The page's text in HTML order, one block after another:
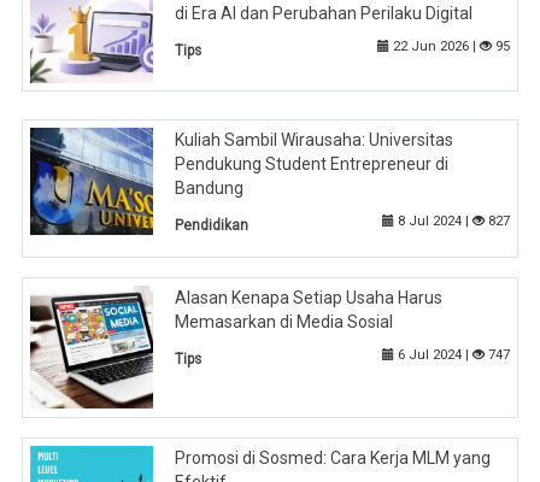
di Era AI dan Perubahan Perilaku Digital
Tips 22 Jun 2026 | 95
Kuliah Sambil Wirausaha: Universitas
Pendukung Student Entrepreneur di
Bandung
Pendidikan 8 Jul 2024 | 827
Alasan Kenapa Setiap Usaha Harus
Memasarkan di Media Sosial
Tips 6 Jul 2024 | 747
Promosi di Sosmed: Cara Kerja MLM yang